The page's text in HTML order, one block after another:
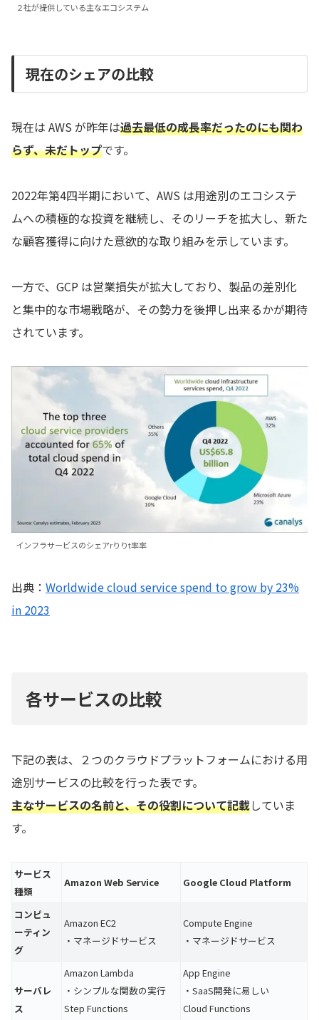
２社が提供している主なエコシステム
現在のシェアの比較
現在は AWS が昨年は過去最低の成長率だったのにも関わ
らず、未だトップです。
2022年第4四半期において、AWS は用途別のエコシステ
ムへの積極的な投資を継続し、そのリーチを拡大し、新た
な顧客獲得に向けた意欲的な取り組みを示しています。
一方で、GCP は営業損失が拡大しており、製品の差別化
と集中的な市場戦略が、その勢力を後押し出来るかが期待
されています。
インフラサービスのシェアrりりt率率
出典： Worldwide cloud service spend to grow by 23%
in 2023
各サービスの比較
下記の表は、２つのクラウドプラットフォームにおける用
途別サービスの比較を行った表です。
主なサービスの名前と、その役割について記載していま
す。
サービス
種類
Amazon Web Service Google Cloud Platform
コンピュ
ーティン
グ
Amazon EC2
・マネージドサービス
Compute Engine
・マネージドサービス
サーバレ
ス
Amazon Lambda
・シンプルな関数の実行
Step Functions
App Engine
・SaaS開発に易しい
Cloud Functions